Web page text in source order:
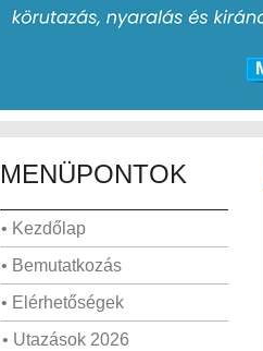
MENÜPONTOK
• Kezdőlap
• Bemutatkozás
• Elérhetőségek
• Utazások 2026